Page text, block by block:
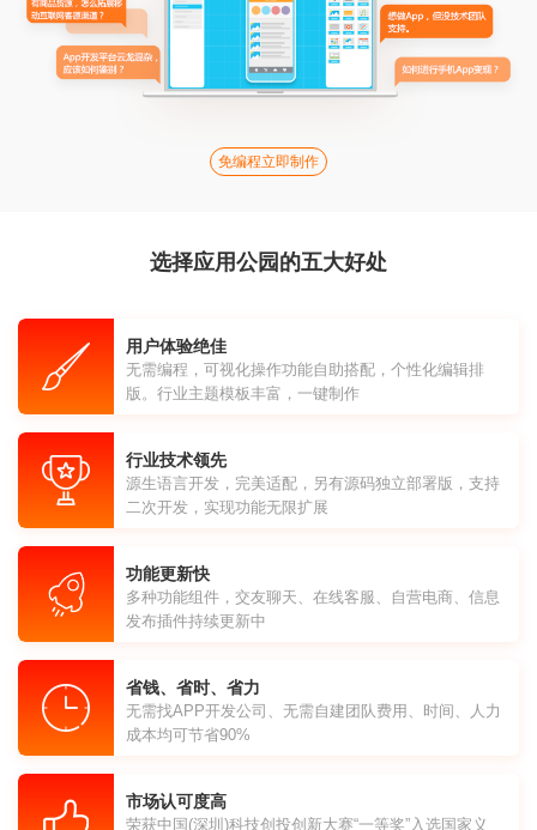
免编程立即制作
选择应用公园的五大好处
用户体验绝佳
无需编程，可视化操作功能自助搭配，个性化编辑排
版。行业主题模板丰富，一键制作
行业技术领先
源生语言开发，完美适配，另有源码独立部署版，支持
二次开发，实现功能无限扩展
功能更新快
多种功能组件，交友聊天、在线客服、自营电商、信息
发布插件持续更新中
省钱、省时、省力
无需找APP开发公司、无需自建团队费用、时间、人力
成本均可节省90%
市场认可度高
荣获中国(深圳)科技创投创新大赛“一等奖”入选国家义